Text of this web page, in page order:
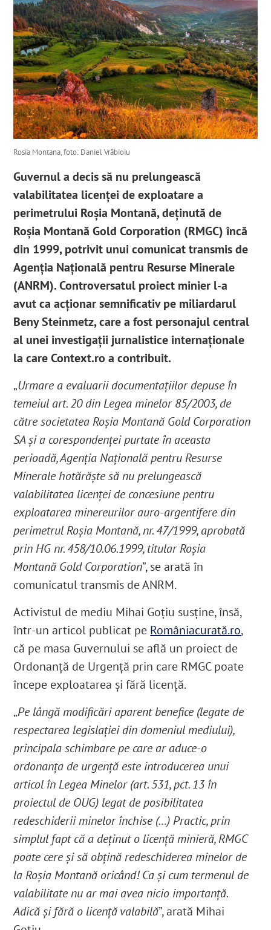
Rosia Montana, foto: Daniel Vrăbioiu
Guvernul a decis să nu prelungească
valabilitatea licenței de exploatare a
perimetrului Roșia Montană, deținută de
Roșia Montană Gold Corporation (RMGC) încă
din 1999, potrivit unui comunicat transmis de
Agenția Națională pentru Resurse Minerale
(ANRM). Controversatul proiect minier l-a
avut ca acționar semnificativ pe miliardarul
Beny Steinmetz, care a fost personajul central
al unei investigații jurnalistice internaționale
la care Context.ro a contribuit.
„Urmare a evaluarii documentațiilor depuse în
temeiul art. 20 din Legea minelor 85/2003, de
către societatea Roșia Montană Gold Corporation
SA și a corespondenței purtate în aceasta
perioadă, Agenția Națională pentru Resurse
Minerale hotărăște să nu prelungească
valabilitatea licenței de concesiune pentru
exploatarea minereurilor auro-argentifere din
perimetrul Roșia Montană, nr. 47/1999, aprobată
prin HG nr. 458/10.06.1999, titular Roșia
Montană Gold Corporation”, se arată în
comunicatul transmis de ANRM.
Activistul de mediu Mihai Goțiu susține, însă,
într-un articol publicat pe Româniacurată.ro,
că pe masa Guvernului se află un proiect de
Ordonanță de Urgență prin care RMGC poate
începe exploatarea și fără licență.
„Pe lângă modificări aparent benefice (legate de
respectarea legislației din domeniul mediului),
principala schimbare pe care ar aduce-o
ordonanța de urgență este introducerea unui
articol în Legea Minelor (art. 531, pct. 13 în
proiectul de OUG) legat de posibilitatea
redeschiderii minelor închise (…) Practic, prin
simplul fapt că a deținut o licență minieră, RMGC
poate cere și să obțină redeschiderea minelor de
la Roșia Montană oricând! Ca și cum termenul de
valabilitate nu ar mai avea nicio importanță.
Adică și fără o licență valabilă”, arată Mihai